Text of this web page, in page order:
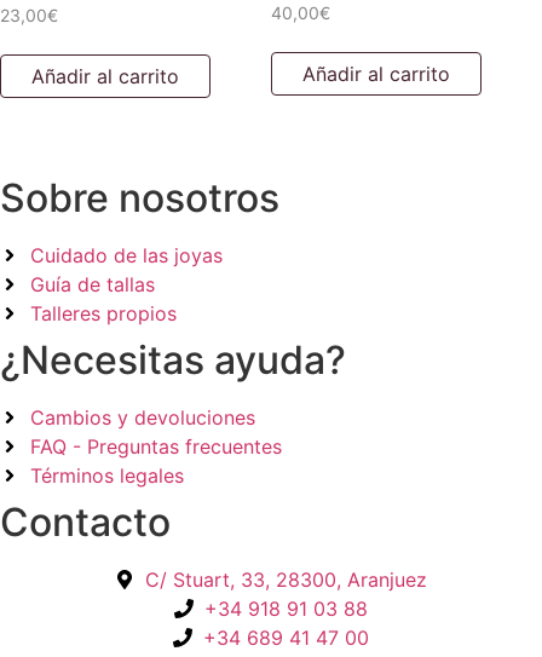
23,00€
Añadir al carrito
40,00€
Añadir al carrito
Sobre nosotros
Cuidado de las joyas
Guía de tallas
Talleres propios
¿Necesitas ayuda?
Cambios y devoluciones
FAQ - Preguntas frecuentes
Términos legales
Contacto
C/ Stuart, 33, 28300, Aranjuez
+34 918 91 03 88
+34 689 41 47 00